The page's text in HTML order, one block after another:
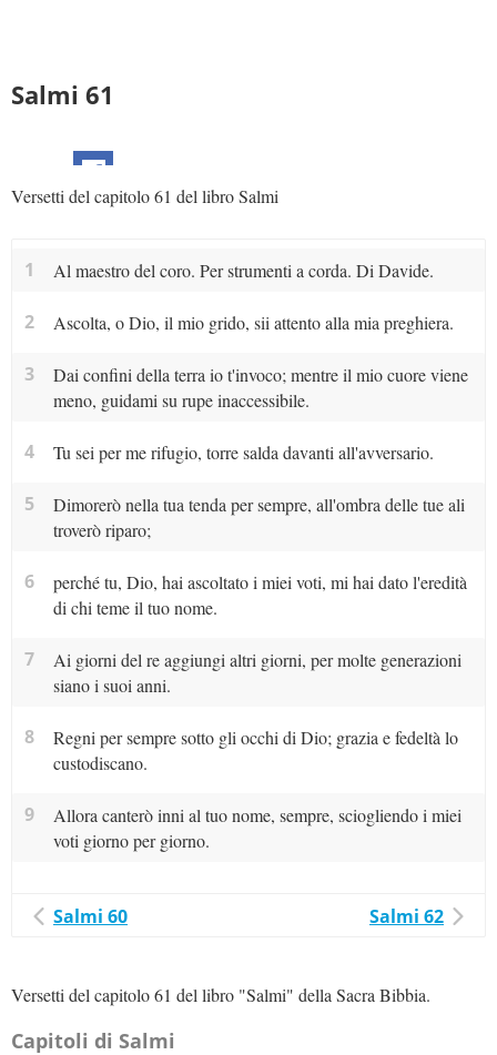
Salmi 61
Versetti del capitolo 61 del libro Salmi
1 Al maestro del coro. Per strumenti a corda. Di Davide.
2 Ascolta, o Dio, il mio grido, sii attento alla mia preghiera.
3
Dai confini della terra io t'invoco; mentre il mio cuore viene
meno, guidami su rupe inaccessibile.
4 Tu sei per me rifugio, torre salda davanti all'avversario.
5
Dimorerò nella tua tenda per sempre, all'ombra delle tue ali
troverò riparo;
6
perché tu, Dio, hai ascoltato i miei voti, mi hai dato l'eredità
di chi teme il tuo nome.
7
Ai giorni del re aggiungi altri giorni, per molte generazioni
siano i suoi anni.
8
Regni per sempre sotto gli occhi di Dio; grazia e fedeltà lo
custodiscano.
9
Allora canterò inni al tuo nome, sempre, sciogliendo i miei
voti giorno per giorno.
Salmi 60 Salmi 62
Versetti del capitolo 61 del libro "Salmi" della Sacra Bibbia.
Capitoli di Salmi